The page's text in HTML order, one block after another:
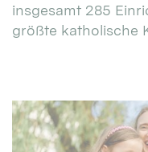
insgesamt 285
größte katholische